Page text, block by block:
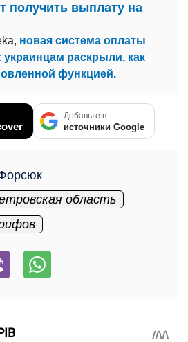
получить выплату на
новая система оплаты
украинцам раскрыли, как
функцией.
Добавьте в
источники Google
Форсюк
область